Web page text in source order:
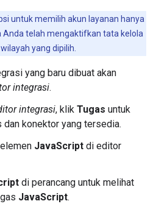
untuk memilih akun layanan hanya
Anda telah mengaktifkan tata kelola
yang dipilih.
yang baru dibuat akan
integrasi.
integrasi, klik Tugas untuk
konektor yang tersedia.
JavaScript di editor
di perancang untuk melihat
JavaScript.